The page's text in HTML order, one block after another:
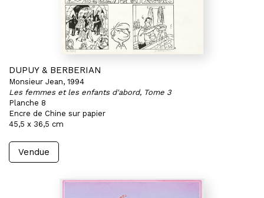
DUPUY & BERBERIAN
Monsieur Jean, 1994
Les femmes et les enfants d'abord, Tome 3
Planche 8
Encre de Chine sur papier
45,5 x 36,5 cm
Vendue